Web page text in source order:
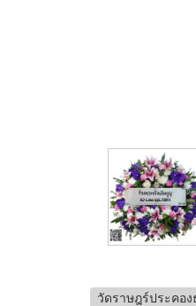
วัดราษฎร์ประคอง